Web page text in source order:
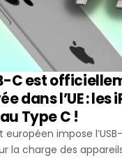
C est
dans l’UE : les
Type C !
européen impose
la charge des